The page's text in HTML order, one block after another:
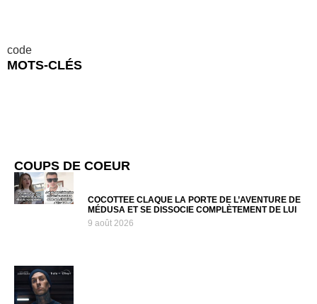
code
MOTS-CLÉS
COUPS DE COEUR
COCOTTEE CLAQUE LA PORTE DE L’AVENTURE DE
MÉDUSA ET SE DISSOCIE COMPLÈTEMENT DE LUI
9 août 2026